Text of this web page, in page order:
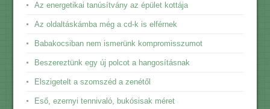
Az energetikai tanúsítvány az épület kottája
Az oldaltáskámba még a cd-k is elférnek
Babakocsiban nem ismerünk kompromisszumot
Beszereztünk egy új polcot a hangosításnak
Elszigetelt a szomszéd a zenétől
Eső, ezernyi tennivaló, bukósisak méret